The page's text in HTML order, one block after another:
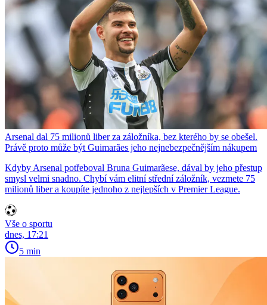
Arsenal dal 75 milionů liber za záložníka, bez kterého by se obešel.
Právě proto může být Guimarães jeho nejnebezpečnějším nákupem
Kdyby Arsenal potřeboval Bruna Guimarãese, dával by jeho přestup
smysl velmi snadno. Chybí vám elitní střední záložník, vezmete 75
milionů liber a koupíte jednoho z nejlepších v Premier League.
Vše o sportu
dnes, 17:21
5 min